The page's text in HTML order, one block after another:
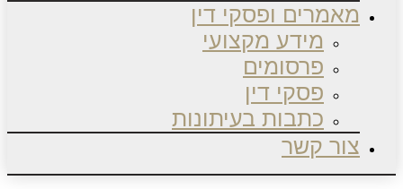
מאמרים ופסקי דין
מידע מקצועי
פרסומים
פסקי דין
כתבות בעיתונות
צור קשר